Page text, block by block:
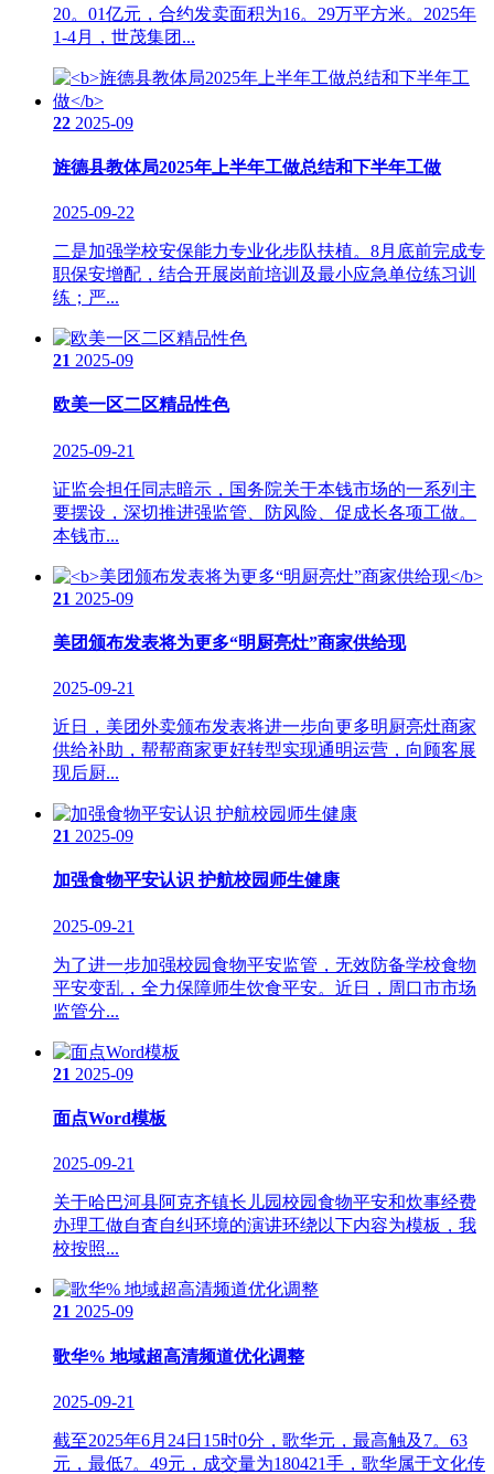
20。01亿元，合约发卖面积为16。29万平方米。2025年
1-4月，世茂集团...
22 2025-09
旌德县教体局2025年上半年工做总结和下半年工做
2025-09-22
二是加强学校安保能力专业化步队扶植。8月底前完成专
职保安增配，结合开展岗前培训及最小应急单位练习训
练；严...
21 2025-09
欧美一区二区精品性色
2025-09-21
证监会担任同志暗示，国务院关于本钱市场的一系列主
要摆设，深切推进强监管、防风险、促成长各项工做。
本钱市...
21 2025-09
美团颁布发表将为更多“明厨亮灶”商家供给现
2025-09-21
近日，美团外卖颁布发表将进一步向更多明厨亮灶商家
供给补助，帮帮商家更好转型实现通明运营，向顾客展
现后厨...
21 2025-09
加强食物平安认识 护航校园师生健康
2025-09-21
为了进一步加强校园食物平安监管，无效防备学校食物
平安变乱，全力保障师生饮食平安。近日，周口市市场
监管分...
21 2025-09
面点Word模板
2025-09-21
关于哈巴河县阿克齐镇长儿园校园食物平安和炊事经费
办理工做自査自纠环境的演讲环绕以下内容为模板，我
校按照...
21 2025-09
歌华% 地域超高清频道优化调整
2025-09-21
截至2025年6月24日15时0分，歌华元，最高触及7。63
元，最低7。49元，成交量为180421手，歌华属于文化传